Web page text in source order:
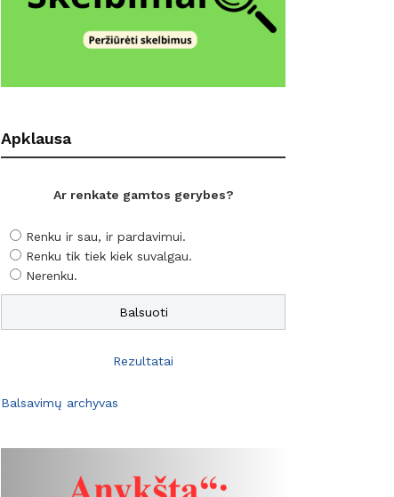
Apklausa
Ar renkate gamtos gerybes?
Renku ir sau, ir pardavimui.
Renku tik tiek kiek suvalgau.
Nerenku.
Rezultatai
Balsavimų archyvas